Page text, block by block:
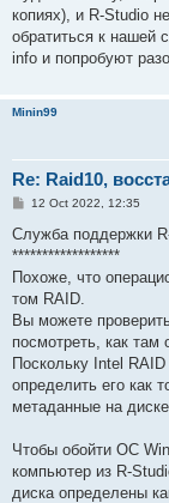
t
копиях), и R-Studio
обратиться к нашей
info и попробуют
Minin99
Re: Raid10,
P
s
12 Oct 2022, 12:35
Служба поддержки
******************
Похоже, что
том RAID.
Вы можете
посмотреть, как там
Поскольку Intel
определить его как
метаданные на диске.
Чтобы обойти ОС
компьютер из R-
диска определены